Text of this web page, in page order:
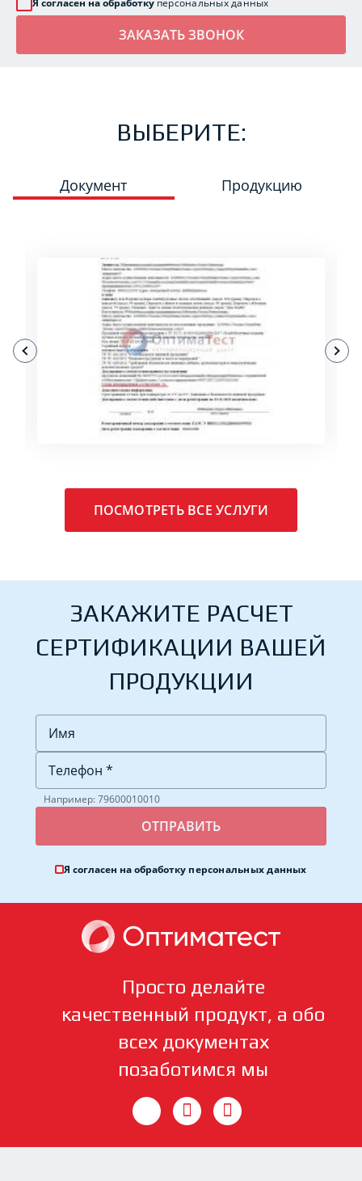
Я согласен на обработку персональных данных
ВЫБЕРИТЕ:
Документ Продукцию
ПОДРОБНЕЕ
ПОСМОТРЕТЬ ВСЕ УСЛУГИ
ЗАКАЖИТЕ РАСЧЕТ
СЕРТИФИКАЦИИ ВАШЕЙ
ПРОДУКЦИИ
Например: 79600010010
Я согласен на обработку персональных данных
Просто делайте
качественный продукт, а обо
всех документах
позаботимся мы